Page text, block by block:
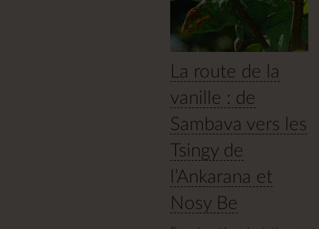
La route de la
vanille : de
Sambava vers les
Tsingy de
l’Ankarana et
Nosy Be